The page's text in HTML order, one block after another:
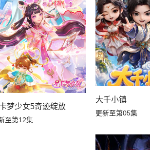
梦少女5奇迹绽放
至第12集
大千小镇
更新至第05集